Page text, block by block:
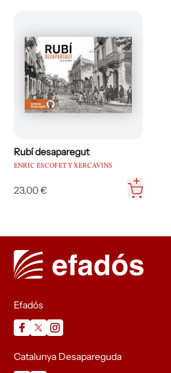
Rubí desaparegut
ENRIC ESCOFET Y XERCAVINS
23,00 €
Efadós
Catalunya Desapareguda